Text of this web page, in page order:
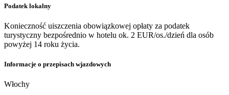
Podatek lokalny
Konieczność uiszczenia obowiązkowej opłaty za podatek
turystyczny bezpośrednio w hotelu ok. 2 EUR/os./dzień dla osób
powyżej 14 roku życia.
Informacje o przepisach wjazdowych
Włochy